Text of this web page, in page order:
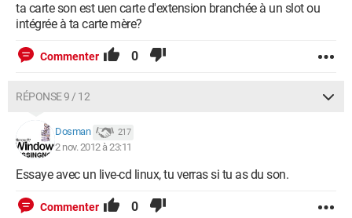
ta carte son est uen carte d'extension branchée à un slot ou
intégrée à ta carte mère?
Commenter 0
RÉPONSE 9 / 12
Dosman 217
2 nov. 2012 à 23:11
Essaye avec un live-cd linux, tu verras si tu as du son.
Commenter 0